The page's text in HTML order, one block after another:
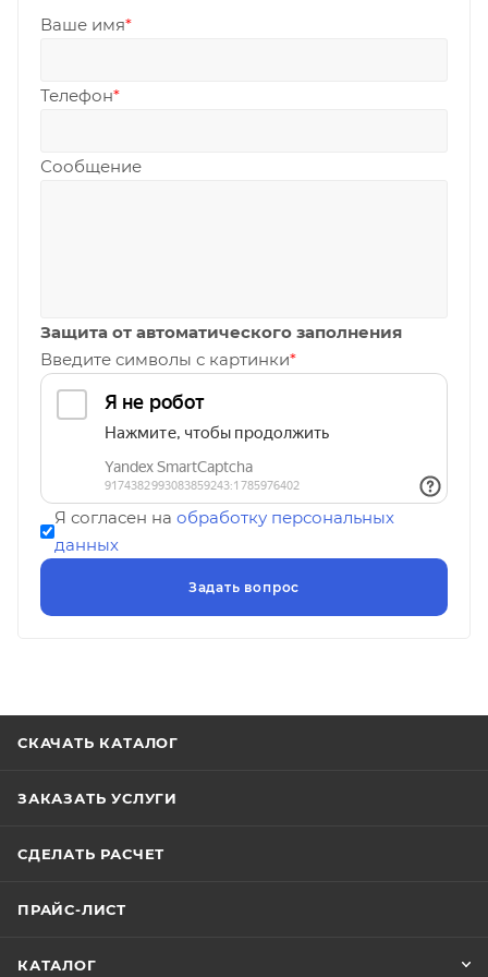
Ваше имя*
Телефон*
Сообщение
Защита от автоматического заполнения
Введите символы с картинки*
Я согласен на обработку персональных
данных
СКАЧАТЬ КАТАЛОГ
ЗАКАЗАТЬ УСЛУГИ
СДЕЛАТЬ РАСЧЕТ
ПРАЙС-ЛИСТ
КАТАЛОГ